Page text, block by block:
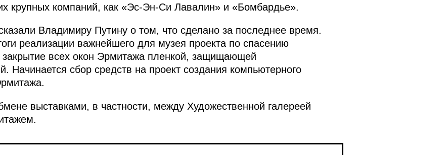
крупных компаний, как «Эс-Эн-Си Лавалин» и «Бомбардье».
Владимиру Путину о том, что сделано за последнее время.
реализации важнейшего для музея проекта по спасению
закрытие всех окон Эрмитажа пленкой, защищающей
Начинается сбор средств на проект создания компьютерного
выставками, в частности, между Художественной галереей